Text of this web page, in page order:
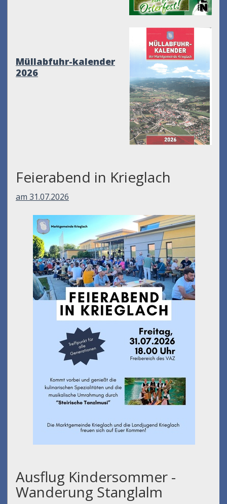
Müllabfuhr-kalender
2026
Feierabend in Krieglach
am 31.07.2026
Ausflug Kindersommer -
Wanderung Stanglalm